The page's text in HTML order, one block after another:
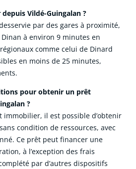
Vildé-Guingalan ?
par des gares à proximité,
à environ 9 minutes en
comme celui de Dinard
en moins de 25 minutes,
pour obtenir un prêt
?
immobilier, il est possible d’obtenir
condition de ressources, avec
Ce prêt peut financer une
à l’exception des frais
par d’autres dispositifs